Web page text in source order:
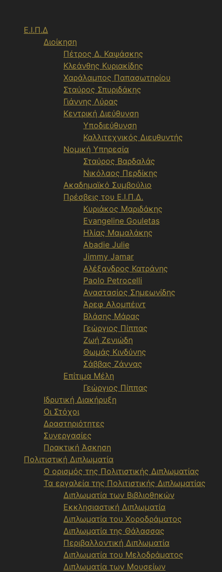
περιεχόμενο
Ε.Ι.Π.Δ
Διοίκηση
Πέτρος Δ. Καψάσκης
Κλεάνθης Κυριακίδης
Χαράλαμπος Παπασωτηρίου
Σταύρος Σπυριδάκης
Γιάννης Λύρας
Κεντρική Διεύθυνση
Υποδιεύθυνση
Καλλιτεχνικός Διευθυντής
Νομική Υπηρεσία
Σταύρος Βαρδαλάς
Νικόλαος Περδίκης
Ακαδημαϊκό Συμβούλιο
Πρέσβεις του Ε.Ι.Π.Δ.
Κυριάκος Μαριδάκης
Evangeline Gouletas
Ηλίας Μαμαλάκης
Abadie Julie
Jimmy Jamar
Αλέξανδρος Κατράνης
Paolo Petrocelli
Αναστασίος Σημεωνίδης
Άρεφ Αλομπέιντ
Βλάσης Μάρας
Γεώργιος Πίππας
Ζωή Ζενιώδη
Θωμάς Κινδύνης
Σάββας Ζάννας
Επίτιμα Μέλη
Γεώργιος Πίππας
Ιδρυτική Διακήρυξη
Οι Στόχοι
Δραστηριότητες
Συνεργασίες
Πρακτική Άσκηση
Πολιτιστική Διπλωματία
Ο ορισμός της Πολιτιστικής Διπλωματίας
Τα εργαλεία της Πολιτιστικής Διπλωματίας
Διπλωματία των Βιβλιοθηκών
Εκκλησιαστική Διπλωματία
Διπλωματία του Χοροδράματος
Διπλωματία της Θάλασσας
Περιβαλλοντική Διπλωματία
Διπλωματία του Μελοδράματος
Διπλωματία των Μουσείων